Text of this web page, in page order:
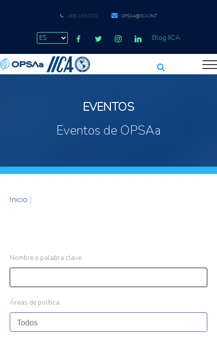
+506 2216 0222 OPSAA@IICA.INT
Blog IICA
EVENTOS
Eventos de OPSAa
Inicio |
Nombre o palabra clave
Áreas de política